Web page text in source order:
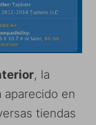
, la
aparecido en
tiendas